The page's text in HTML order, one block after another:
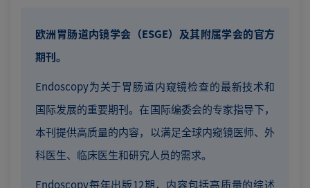
欧洲胃肠道内镜学会（ESGE）及其附属学会的官方
期刊。
Endoscopy为关于胃肠道内窥镜检查的最新技术和
国际发展的重要期刊。在国际编委会的专家指导下，
本刊提供高质量的内容，以满足全球内窥镜医师、外
科医生、临床医生和研究人员的需求。
Endoscopy每年出版12期，内容包括高质量的综述